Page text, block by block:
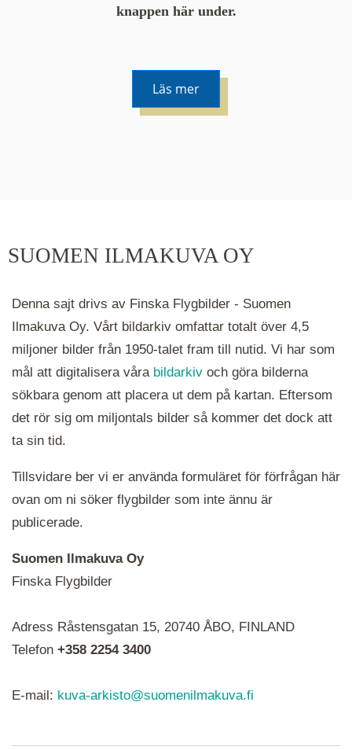
knappen här under.
Läs mer
hålla ned ctrl-tangenten och scrolla.
ikoner är det en serie i varje. Utplacerade bilder
syns som nålar istället.
SUOMEN ILMAKUVA OY
Denna sajt drivs av Finska Flygbilder - Suomen
Ilmakuva Oy. Vårt bildarkiv omfattar totalt över 4,5
miljoner bilder från 1950-talet fram till nutid. Vi har som
mål att digitalisera våra bildarkiv och göra bilderna
sökbara genom att placera ut dem på kartan. Eftersom
det rör sig om miljontals bilder så kommer det dock att
ta sin tid.
Tillsvidare ber vi er använda formuläret för förfrågan här
ovan om ni söker flygbilder som inte ännu är
publicerade.
Suomen Ilmakuva Oy
Finska Flygbilder
Adress Råstensgatan 15, 20740 ÅBO, FINLAND
Telefon +358 2254 3400
E-mail: kuva-arkisto@suomenilmakuva.fi